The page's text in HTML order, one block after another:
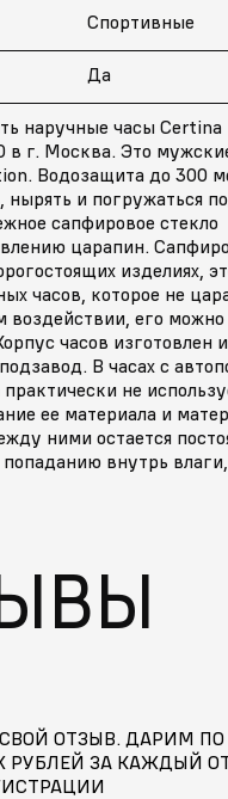
Спортивные
Да
наручные часы Certina
в г. Москва. Это
Водозащита до 300
нырять и погружаться
сапфировое стекло
царапин.
изделиях,
часов, которое не
воздействии, его
часов изготовлен
В часах с
не
ее материала и
ними остается
попаданию внутрь
ОТЗЫВ. ДАРИМ ПО
РУБЛЕЙ ЗА КАЖДЫЙ